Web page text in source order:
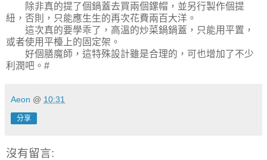
除非真的提了個鍋蓋去買兩個鏍帽，並另行製作個提
紐，否則，只能應生生的再次花費兩百大洋。
這次真的要學乖了，高溫的炒菜鍋鍋蓋，只能用平置，
或者使用平檯上的固定架。
好個膳魔師，這特殊設計雖是合理的，可也增加了不少
利潤吧。#
Aeon @ 10:31
分享
沒有留言: